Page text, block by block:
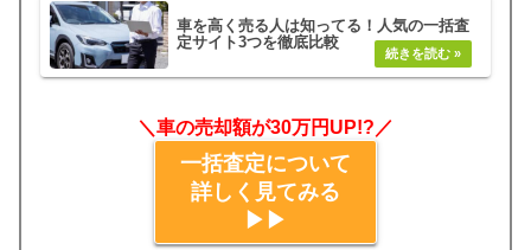
車を高く売る人は知ってる！人気の一括査
定サイト3つを徹底比較
＼車の売却額が30万円UP!?／
一括査定について
詳しく見てみる
▶▶